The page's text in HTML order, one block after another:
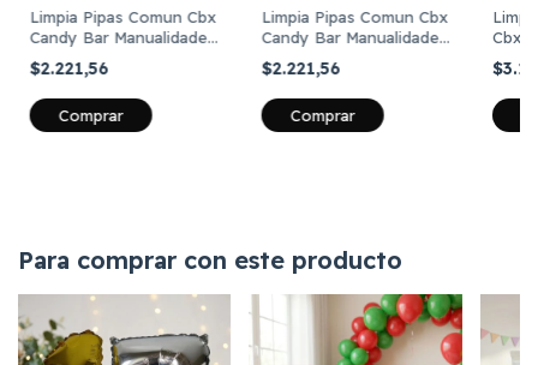
Limpia Pipas Comun Cbx
Candy Bar Manualidades
X 100 Surtidos
$2.221,56
Comprar
Limpia Pipas Comun Cbx
Candy Bar Manualidades
X 100 Unidades
$2.221,56
Comprar
Cbx
Para comprar con este producto